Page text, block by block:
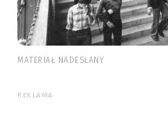
MATERIAŁ NADESŁANY
REKLAMA